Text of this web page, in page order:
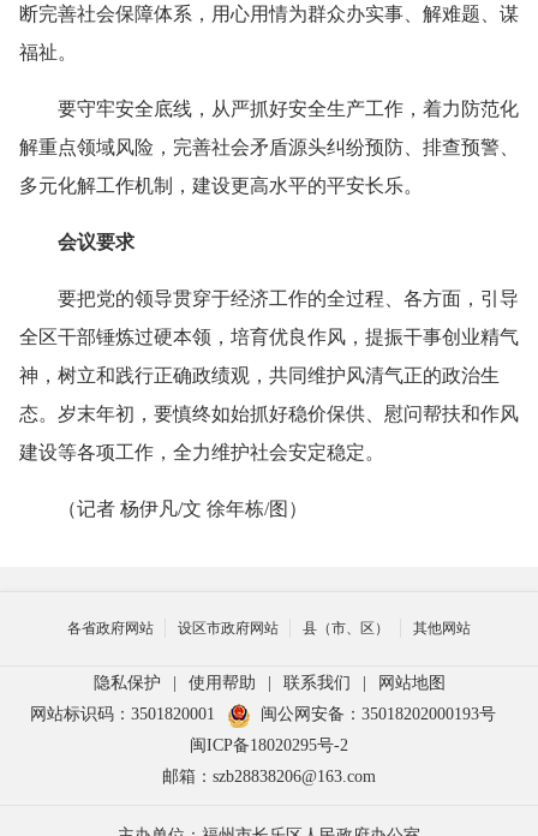
断完善社会保障体系，用心用情为群众办实事、解难题、谋
福祉。
要守牢安全底线，从严抓好安全生产工作，着力防范化
解重点领域风险，完善社会矛盾源头纠纷预防、排查预警、
多元化解工作机制，建设更高水平的平安长乐。
会议要求
要把党的领导贯穿于经济工作的全过程、各方面，引导
全区干部锤炼过硬本领，培育优良作风，提振干事创业精气
神，树立和践行正确政绩观，共同维护风清气正的政治生
态。岁末年初，要慎终如始抓好稳价保供、慰问帮扶和作风
建设等各项工作，全力维护社会安定稳定。
（记者 杨伊凡/文 徐年栋/图）
各省政府网站 设区市政府网站 县（市、区） 其他网站
隐私保护 使用帮助 联系我们
网站地图
网站标识码：3501820001
闽公网安备：35018202000193号
闽ICP备18020295号-2
邮箱：szb28838206@163.com